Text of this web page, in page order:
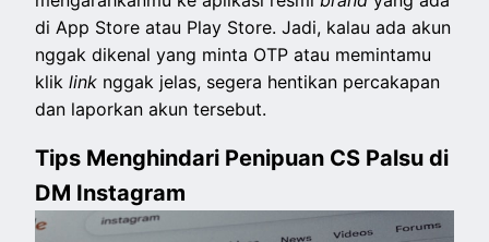
di App Store atau Play Store. Jadi, kalau ada akun
nggak dikenal yang minta OTP atau memintamu
kliklink nggak jelas, segera hentikan percakapan
dan laporkan akun tersebut.
Tips Menghindari Penipuan CS Palsu di
DM Instagram